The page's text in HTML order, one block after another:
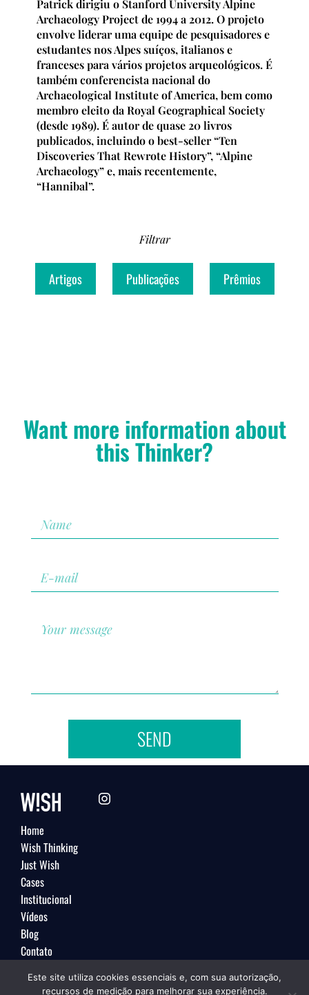
Patrick dirigiu o Stanford University Alpine
Archaeology Project de 1994 a 2012. O projeto
envolve liderar uma equipe de pesquisadores e
estudantes nos Alpes suíços, italianos e
franceses para vários projetos arqueológicos. É
também conferencista nacional do
Archaeological Institute of America, bem como
membro eleito da Royal Geographical Society
(desde 1989). É autor de quase 20 livros
publicados, incluindo o best-seller “Ten
Discoveries That Rewrote History”, “Alpine
Archaeology” e, mais recentemente,
“Hannibal”.
Filtrar
Artigos Publicações Prêmios
Want more information about
this Thinker?
SEND
Home
Wish Thinking
Just Wish
Cases
Institucional
Vídeos
Blog
Contato
Este site utiliza cookies essenciais e, com sua autorização,
recursos de medição para melhorar sua experiência.